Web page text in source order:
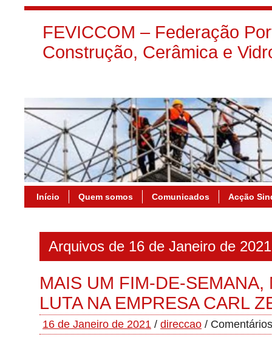
FEVICCOM – Federação
Construção, Cerâmica e
Início Quem somos Comunicados Acção
Arquivos de 16 de Janeiro de 2021
MAIS UM FIM-DE-SEMANA,
LUTA NA EMPRESA CARL
16 de Janeiro de 2021 / direccao /